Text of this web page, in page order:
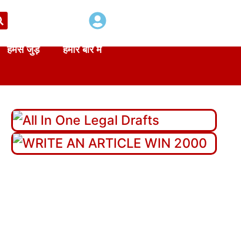
हमसे जुड़े हमारे बारे में